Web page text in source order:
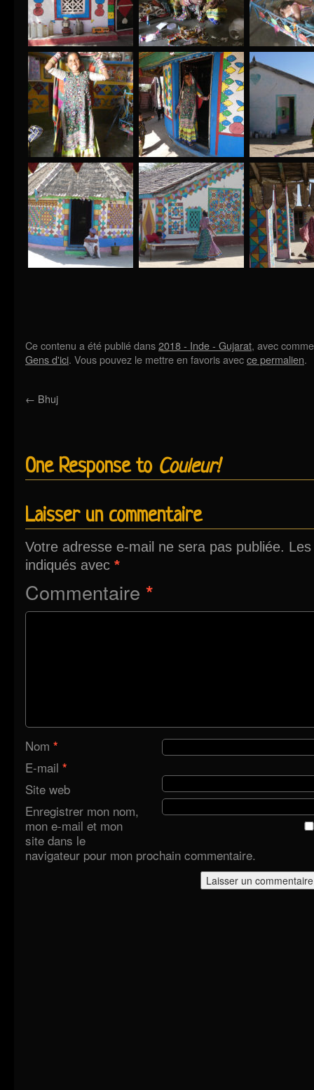
Ce contenu a été publié dans2018 - Inde - Gujarat, avec
Gens d'ici. Vous pouvez le mettre en favoris avecce permalien.
← Bhuj
One Response to Couleur!
Laisser un commentaire
Votre adresse e-mail ne sera pas publiée.
indiqués avec *
Commentaire *
Nom *
E-mail *
Site web
Enregistrer mon nom,
mon e-mail et mon
site dans le
navigateur pour mon prochain commentaire.